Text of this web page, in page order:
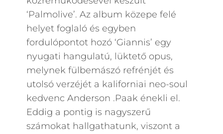
‘Palmolive’. Az album közepe felé
helyet foglaló és egyben
fordulópontot hozó ‘Giannis’ egy
nyugati hangulatú, lüktető opus,
melynek fülbemászó refrénjét és
utolsó verzéjét a kaliforniai neo-soul
kedvenc Anderson .Paak énekli el.
Eddig a pontig is nagyszerű
számokat hallgathatunk, viszont a